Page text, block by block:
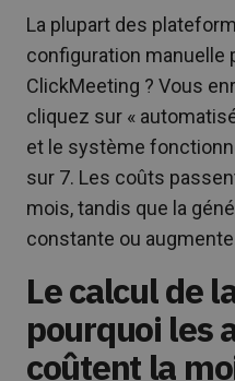
La plupart des
configuration manuelle
ClickMeeting ? Vous
cliquez sur «
et le système
sur 7. Les coûts
mois, tandis que la
constante ou
Le calcul de
pourquoi les
coûtent la